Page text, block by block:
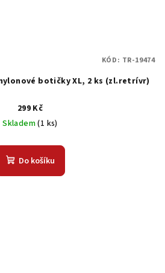
botičky XL, 2 ks (zl.retrívr)
299 Kč
Skladem(1 ks)
Do košíku
KÓD: TR-19474